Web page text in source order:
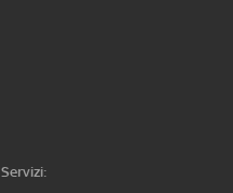
Servizi: